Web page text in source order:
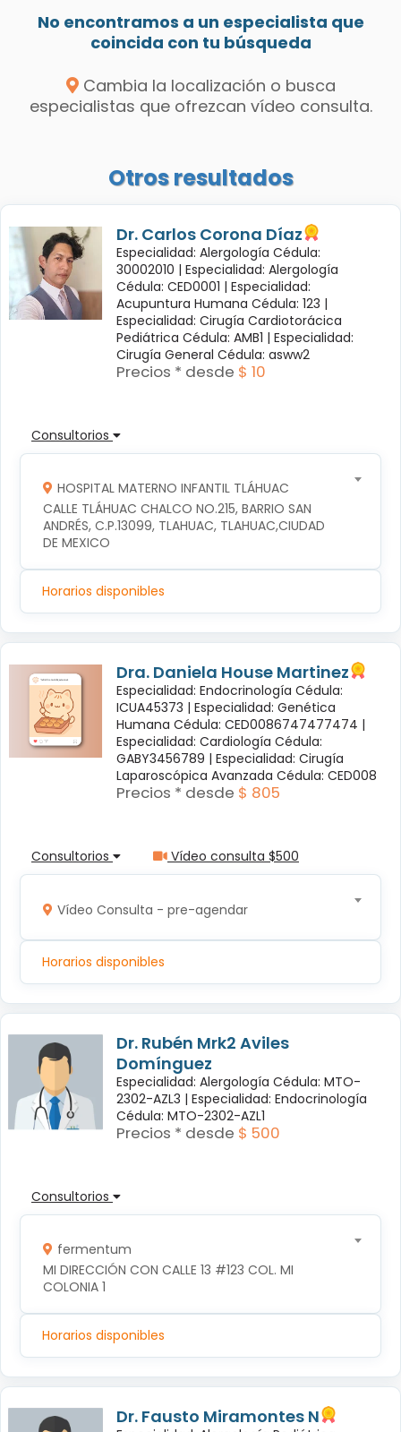
No encontramos a un especialista que
coincida con tu búsqueda
Cambia la localización o busca
especialistas que ofrezcan vídeo consulta.
Otros resultados
Dr. Carlos Corona Díaz
Especialidad: Alergología Cédula:
30002010 | Especialidad: Alergología
Cédula: CED0001 | Especialidad:
Acupuntura Humana Cédula: 123 |
Especialidad: Cirugía Cardiotorácica
Pediátrica Cédula: AMB1 | Especialidad:
Cirugía General Cédula: asww2
Precios * desde $ 10
Consultorios
HOSPITAL MATERNO INFANTIL TLÁHUAC
CALLE TLÁHUAC CHALCO NO.215, BARRIO SAN
ANDRÉS, C.P.13099, TLAHUAC, TLAHUAC,CIUDAD
DE MEXICO
Horarios disponibles
Dra. Daniela House Martinez
Especialidad: Endocrinología Cédula:
ICUA45373 | Especialidad: Genética
Humana Cédula: CED0086747477474 |
Especialidad: Cardiología Cédula:
GABY3456789 | Especialidad: Cirugía
Laparoscópica Avanzada Cédula: CED008
Precios * desde $ 805
Consultorios Vídeo consulta $500
Vídeo Consulta - pre-agendar
Horarios disponibles
Dr. Rubén Mrk2 Aviles
Domínguez
Especialidad: Alergología Cédula: MTO-
2302-AZL3 | Especialidad: Endocrinología
Cédula: MTO-2302-AZL1
Precios * desde $ 500
Consultorios
fermentum
MI DIRECCIÓN CON CALLE 13 #123 COL. MI
COLONIA 1
Horarios disponibles
Dr. Fausto Miramontes N